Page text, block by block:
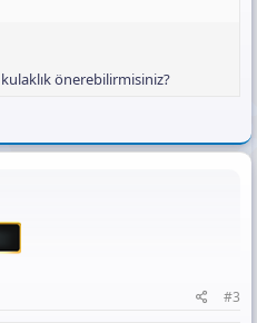
önerebilirmisiniz?
#3